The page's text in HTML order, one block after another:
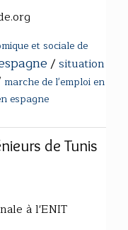
et sociale de
/situation
marche de l'emploi en
espagne
de Tunis
à l'ENIT